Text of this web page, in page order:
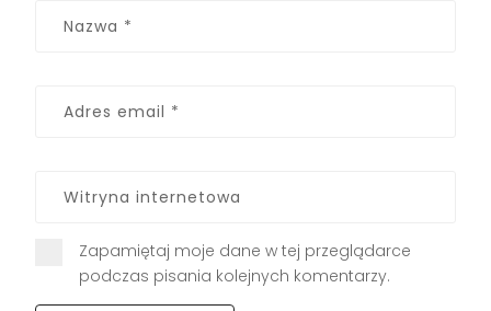
Zapamiętaj moje dane w tej przeglądarce
podczas pisania kolejnych komentarzy.